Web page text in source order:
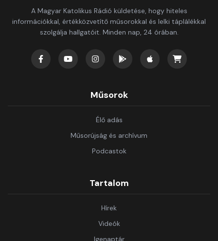
A Magyar Katolikus Rádió küldetése, hogy hiteles
információkkal, értékközvetítő műsorokkal és lelki táplálékkal
szolgálja hallgatóit. Minden nap, 24 órában.
Műsorok
Élő adás
Műsorújság és archívum
Podcastok
Tartalom
Hírek
Videók
Igenaptár